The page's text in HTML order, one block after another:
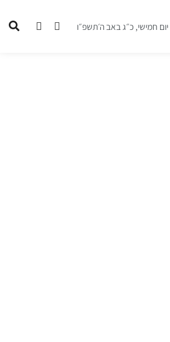
יום חמישי, כ״ג באב ה׳תשפ״ו